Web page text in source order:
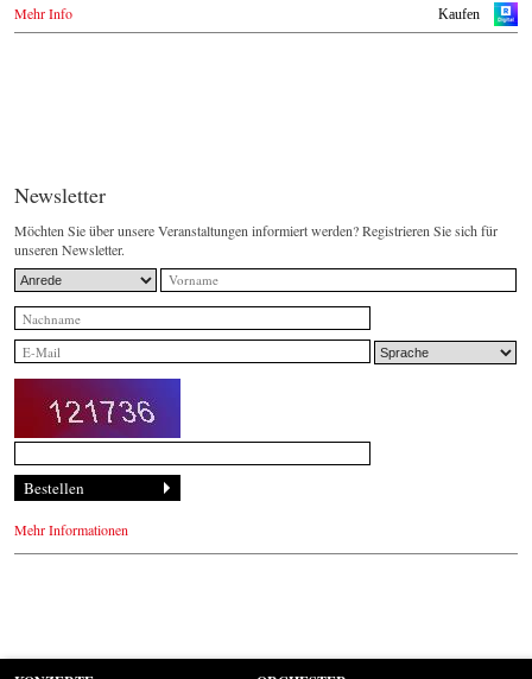
Kaufen
Mehr Info
Newsletter
Möchten Sie über unsere Veranstaltungen informiert werden? Registrieren Sie sich für
unseren Newsletter.
Mehr Informationen